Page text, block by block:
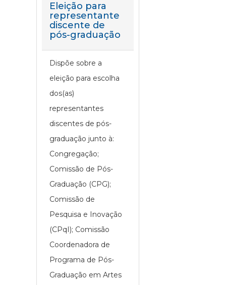
Eleição para
representante
discente de
pós-graduação
Dispõe sobre a
eleição para escolha
dos(as)
representantes
discentes de pós-
graduação junto à:
Congregação;
Comissão de Pós-
Graduação (CPG);
Comissão de
Pesquisa e Inovação
(CPqI); Comissão
Coordenadora de
Programa de Pós-
Graduação em Artes